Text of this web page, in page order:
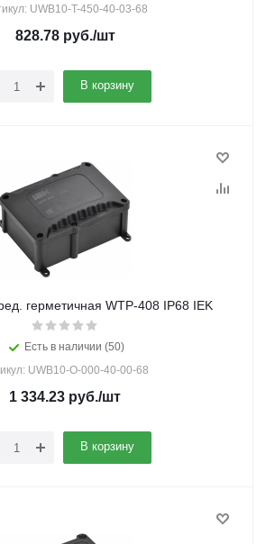
UWB10-T-450-40-03-68
828.78руб./шт
В корзину
герметичная WTP-408 IP68 IEK
Есть в наличии (50)
UWB10-O-000-40-00-68
1 334.23 руб./шт
В корзину